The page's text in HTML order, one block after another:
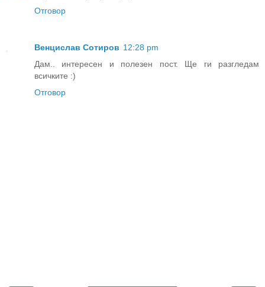
Отговор
Венцислав Сотиров 12:28 pm
Дам.. интересен и полезен пост. Ще ги разгледам
всичките :)
Отговор